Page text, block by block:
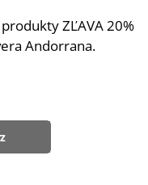
ZĽAVA 20%
Andorrana.